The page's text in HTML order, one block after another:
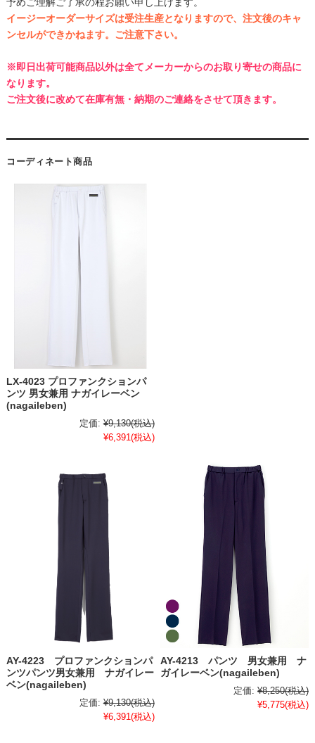
イージーオーダーサイズは受注生産となりますので、注文後のキャ
ンセルができかねます。ご注意下さい。
※即日出荷可能商品以外は全てメーカーからのお取り寄せの商品に
なります。
ご注文後に改めて在庫有無・納期のご連絡をさせて頂きます。
コーディネート商品
LX-4023 プロファンクションパ
ンツ 男女兼用 ナガイレーベン
(nagaileben)
定価: ¥9,130(税込)
¥6,391(税込)
AY-4223 プロファンクションパ
ンツパンツ男女兼用 ナガイレー
ベン(nagaileben)
定価: ¥9,130(税込)
¥6,391 (税込)
AY-4213 パンツ 男女兼用 ナ
ガイレーベン(nagaileben)
定価: ¥8,250(税込)
¥5,775(税込)